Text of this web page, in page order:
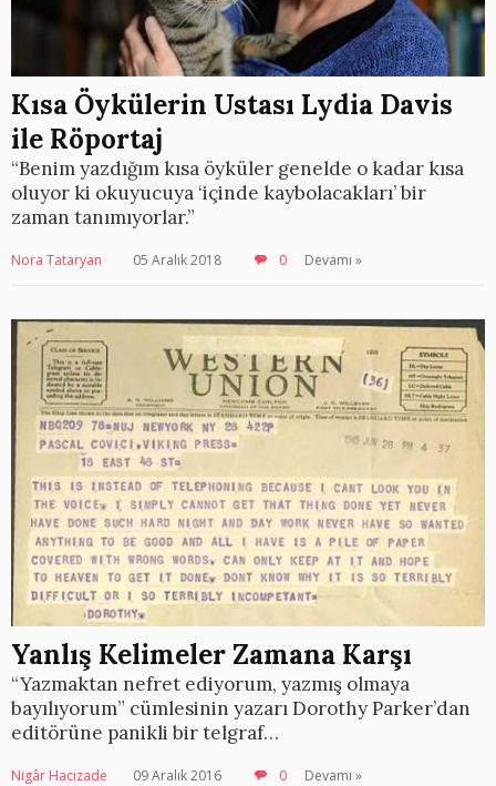
Kısa Öykülerin Ustası Lydia Davis
ile Röportaj
“Benim yazdığım kısa öyküler genelde o kadar kısa
oluyor ki okuyucuya ‘içinde kaybolacakları’ bir
zaman tanımıyorlar.”
Nora Tataryan 05 Aralık 2018 0 Devamı »
Yanlış Kelimeler Zamana Karşı
“Yazmaktan nefret ediyorum, yazmış olmaya
bayılıyorum” cümlesinin yazarı Dorothy Parker’dan
editörüne panikli bir telgraf…
Nigâr Hacızade 09 Aralık 2016 0 Devamı »